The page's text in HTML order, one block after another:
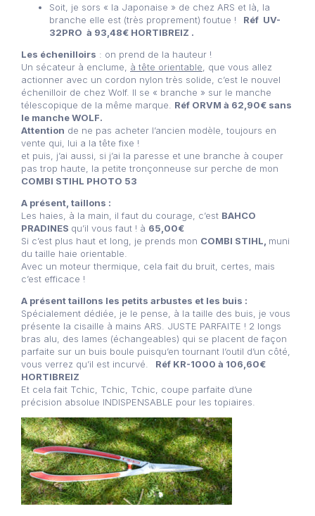
Soit, je sors « la Japonaise » de chez ARS et là, la
branche elle est (très proprement) foutue !
Réf UV-
32PRO à 93,48€ HORTIBREIZ .
Les échenilloirs : on prend de la hauteur !
Un sécateur à enclume, à tête orientable , que vous allez
actionner avec un cordon nylon très solide, c’est le nouvel
échenilloir de chez Wolf. Il se « branche » sur le manche
télescopique de la même marque. Réf ORVM à 62,90€ sans
le manche WOLF.
Attention de ne pas acheter l’ancien modèle, toujours en
vente qui, lui a la tête fixe !
et puis, j’ai aussi, si j’ai la paresse et une branche à couper
pas trop haute, la petite tronçonneuse sur perche de mon
COMBI STIHL PHOTO 53
A présent, taillons :
Les haies, à la main, il faut du courage, c’est BAHCO
PRADINES qu’il vous faut ! à 65,00€
Si c’est plus haut et long, je prends mon COMBI STIHL, muni
du taille haie orientable.
Avec un moteur thermique, cela fait du bruit, certes, mais
c’est efficace !
A présent taillons les petits arbustes et les buis :
Spécialement dédiée, je le pense, à la taille des buis, je vous
présente la cisaille à mains ARS. JUSTE PARFAITE ! 2 longs
bras alu, des lames (échangeables) qui se placent de façon
parfaite sur un buis boule puisqu’en tournant l’outil d’un côté,
vous verrez qu’il est incurvé.
Réf KR-1000 à 106,60€
HORTIBREIZ
Et cela fait Tchic, Tchic, Tchic, coupe parfaite d’une
précision absolue INDISPENSABLE pour les topiaires.